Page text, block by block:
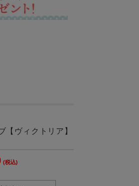
【ヴィクトリア】
(税込)